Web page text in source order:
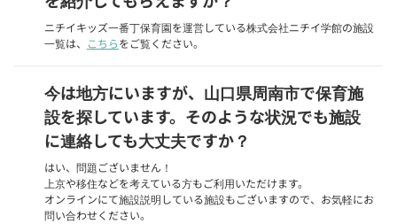
ニチイキッズ一番丁保育園を運営している株式会社ニチイ学館の施設
一覧は、 こちらをご覧ください。
今は地方にいますが、山口県周南市で保育施
設を探しています。そのような状況でも施設
に連絡しても大丈夫ですか？
はい、問題ございません！
上京や移住などを考えている方もご利用いただけます。
オンラインにて施設説明している施設もございますので、お気軽にお
問い合わせください。